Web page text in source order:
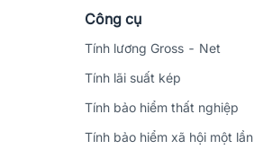
Công cụ
Tính lương Gross - Net
Tính lãi suất kép
Tính bảo hiểm thất nghiệp
Tính bảo hiểm xã hội một lần